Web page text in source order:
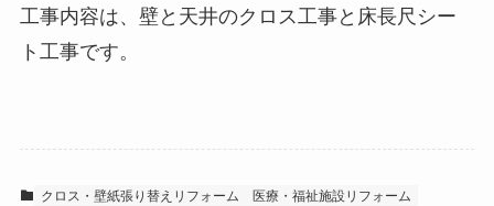
工事内容は、壁と天井のクロス工事と床長尺シー
ト工事です。
クロス・壁紙張り替えリフォーム 医療・福祉施設リフォーム